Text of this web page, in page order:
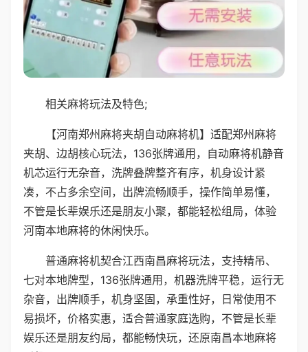
相关麻将玩法及特色;
【河南郑州麻将夹胡自动麻将机】适配郑州麻将
夹胡、边胡核心玩法，136张牌通用，自动麻将机静音
机芯运行无杂音，洗牌叠牌整齐有序，机身设计紧
凑，不占多余空间，出牌流畅顺手，操作简单易懂，
不管是长辈娱乐还是朋友小聚，都能轻松组局，体验
河南本地麻将的休闲快乐。
普通麻将机契合江西南昌麻将玩法，支持精吊、
七对本地牌型，136张牌通用，机器洗牌平稳，运行无
杂音，出牌顺手，机身坚固，承重性好，日常使用不
易损坏，价格实惠，适合普通家庭选购，不管是长辈
娱乐还是朋友约局，都能畅快玩，还原南昌本地麻将